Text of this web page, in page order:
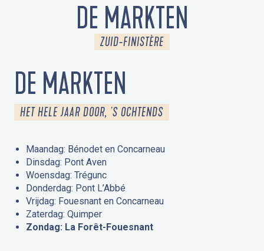
DE MARKTEN
ZUID-FINISTÈRE
DE MARKTEN
HET HELE JAAR DOOR, 'S OCHTENDS
Maandag: Bénodet en Concarneau
Dinsdag: Pont Aven
Woensdag: Trégunc
Donderdag: Pont L’Abbé
Vrijdag: Fouesnant en Concarneau
Zaterdag: Quimper
Zondag: La Forêt-Fouesnant